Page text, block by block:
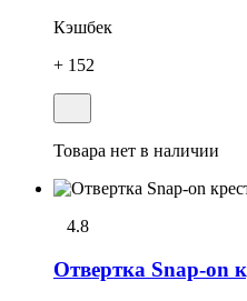
Кэшбек
+ 152
Товара нет в наличии
4.8
Отвертка Snap-on